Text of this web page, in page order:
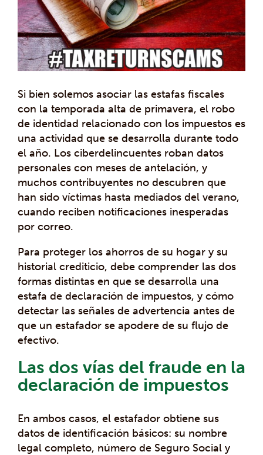
Si bien solemos asociar las estafas fiscales
con la temporada alta de primavera, el robo
de identidad relacionado con los impuestos es
una actividad que se desarrolla durante todo
el año. Los ciberdelincuentes roban datos
personales con meses de antelación, y
muchos contribuyentes no descubren que
han sido víctimas hasta mediados del verano,
cuando reciben notificaciones inesperadas
por correo.
Para proteger los ahorros de su hogar y su
historial crediticio, debe comprender las dos
formas distintas en que se desarrolla una
estafa de declaración de impuestos, y cómo
detectar las señales de advertencia antes de
que un estafador se apodere de su flujo de
efectivo.
Las dos vías del fraude en la
declaración de impuestos
En ambos casos, el estafador obtiene sus
datos de identificación básicos: su nombre
legal completo, número de Seguro Social y